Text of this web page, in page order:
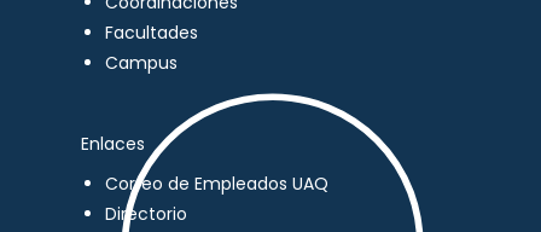
Facultades
Campus
Enlaces
Correo de Empleados UAQ
Directorio